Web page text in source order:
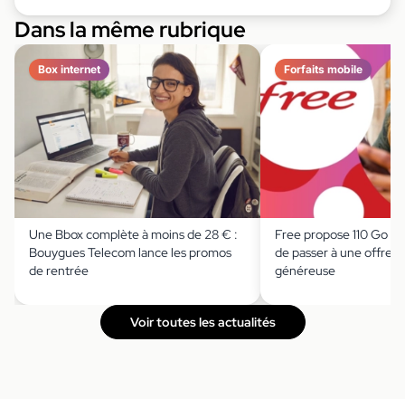
Dans la même rubrique
Box internet
Une Bbox complète à moins de 28 € :
Bouygues Telecom lance les promos
de rentrée
Forfaits mobile
Free propose 110 Go à
de passer à une offre
généreuse
Voir toutes les actualités